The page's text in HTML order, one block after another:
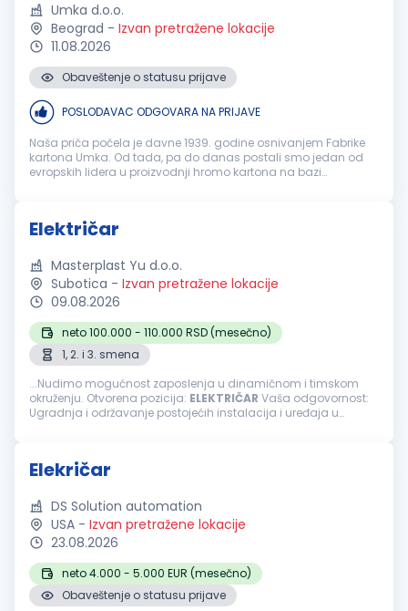
Umka d.o.o.
Beograd - Izvan pretražene lokacije
11.08.2026
Obaveštenje o statusu prijave
POSLODAVAC ODGOVARA NA PRIJAVE
Naša priča počela je davne 1939. godine osnivanjem Fabrike
kartona Umka. Od tada, pa do danas postali smo jedan od
evropskih lidera u proizvodnji hromo kartona na bazi
Električar
Masterplast Yu d.o.o.
Subotica - Izvan pretražene lokacije
09.08.2026
neto 100.000 - 110.000 RSD (mesečno)
1, 2. i 3. smena
...Nudimo mogućnost zaposlenja u dinamičnom i timskom
okruženju. Otvorena pozicija: ELEKTRIČAR Vaša odgovornost:
Ugradnja i održavanje postojećih instalacija i uređaja u
Elekričar
DS Solution automation
USA - Izvan pretražene lokacije
23.08.2026
neto 4.000 - 5.000 EUR (mesečno)
Obaveštenje o statusu prijave